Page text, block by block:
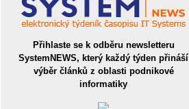
Přihlaste se k odběru newsletteru
SystemNEWS, který každý týden přináší
výběr článků z oblasti podnikové
informatiky